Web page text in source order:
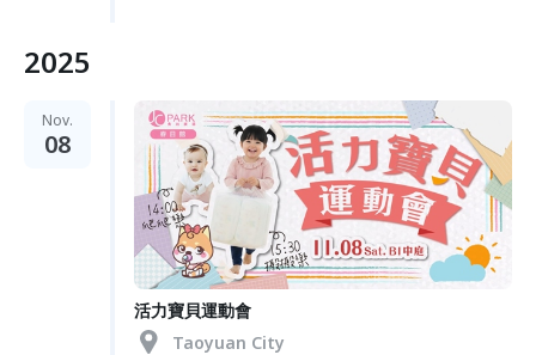
2025
Nov.
08
活力寶貝運動會
Taoyuan City